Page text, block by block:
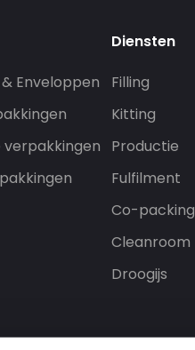
Enveloppen
Diensten
Filling
Kitting
Productie
Fulfilment
Co-packing
Cleanroom
Droogijs